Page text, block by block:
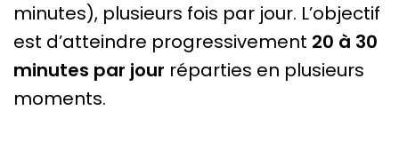
minutes), plusieurs fois par jour. L’objectif
est d’atteindre progressivement 20 à 30
minutes par jour réparties en plusieurs
moments.